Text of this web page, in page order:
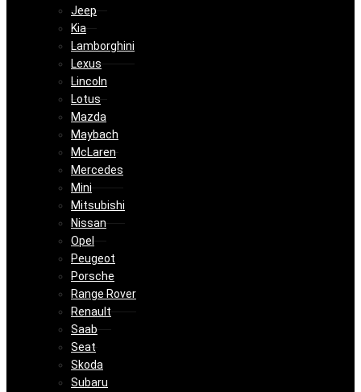
Jeep
Kia
Lamborghini
Lexus
Lincoln
Lotus
Mazda
Maybach
McLaren
Mercedes
Mini
Mitsubishi
Nissan
Opel
Peugeot
Porsche
Range Rover
Renault
Saab
Seat
Skoda
Subaru